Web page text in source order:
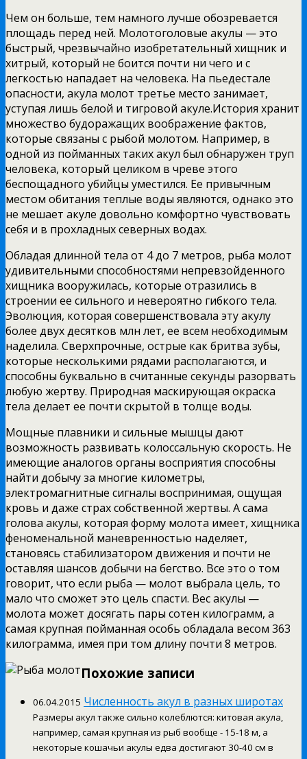
Чем он больше, тем намного лучше обозревается
площадь перед ней. Молотоголовые акулы — это
быстрый, чрезвычайно изобретательный хищник и
хитрый, который не боится почти ни чего и с
легкостью нападает на человека. На пьедестале
опасности, акула молот третье место занимает,
уступая лишь белой и тигровой акуле.История хранит
множество будоражащих воображение фактов,
которые связаны с рыбой молотом. Например, в
одной из пойманных таких акул был обнаружен труп
человека, который целиком в чреве этого
беспощадного убийцы уместился. Ее привычным
местом обитания теплые воды являются, однако это
не мешает акуле довольно комфортно чувствовать
себя и в прохладных северных водах.
Обладая длинной тела от 4 до 7 метров, рыба молот
удивительными способностями непревзойденного
хищника вооружилась, которые отразились в
строении ее сильного и невероятно гибкого тела.
Эволюция, которая совершенствовала эту акулу
более двух десятков млн лет, ее всем необходимым
наделила. Сверхпрочные, острые как бритва зубы,
которые несколькими рядами располагаются, и
способны буквально в считанные секунды разорвать
любую жертву. Природная маскирующая окраска
тела делает ее почти скрытой в толще воды.
Мощные плавники и сильные мышцы дают
возможность развивать колоссальную скорость. Не
имеющие аналогов органы восприятия способны
найти добычу за многие километры,
электромагнитные сигналы воспринимая, ощущая
кровь и даже страх собственной жертвы. А сама
голова акулы, которая форму молота имеет, хищника
феноменальной маневренностью наделяет,
становясь стабилизатором движения и почти не
оставляя шансов добычи на бегство. Все это о том
говорит, что если рыба — молот выбрала цель, то
мало что сможет это цель спасти. Вес акулы —
молота может досягать пары сотен килограмм, а
самая крупная пойманная особь обладала весом 363
килограмма, имея при том длину почти 8 метров.
Похожие записи
06.04.2015 Численность акул в разных широтах
Размеры акул также сильно колеблются: китовая акула,
например, самая крупная из рыб вообще - 15-18 м, а
некоторые кошачьи акулы едва достигают 30-40 см в